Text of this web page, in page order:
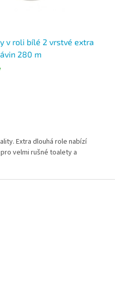
v roli bílé 2 vrstvé extra
280 m
Extra dlouhá role nabízí
velmi rušné toalety a